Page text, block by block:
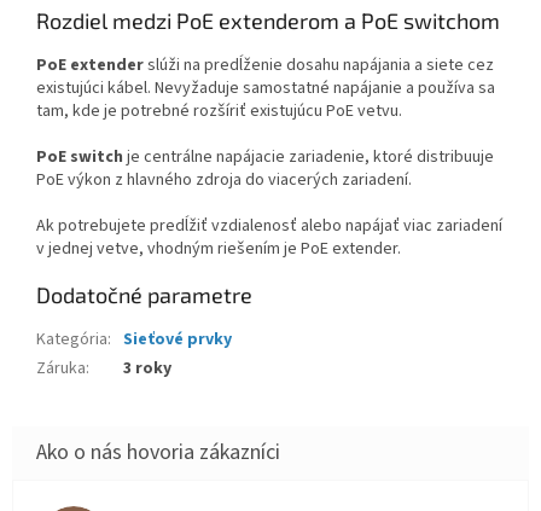
Rozdiel medzi PoE extenderom a PoE switchom
PoE extenderslúži na predĺženie dosahu napájania a siete cez
existujúci kábel. Nevyžaduje samostatné napájanie a používa sa
tam, kde je potrebné rozšíriť existujúcu PoE vetvu.
PoE switch je centrálne napájacie zariadenie, ktoré distribuuje
PoE výkon z hlavného zdroja do viacerých zariadení.
Ak potrebujete predĺžiť vzdialenosť alebo napájať viac zariadení
v jednej vetve, vhodným riešením je PoE extender.
Dodatočné parametre
Kategória: Sieťové prvky
Záruka: 3 roky